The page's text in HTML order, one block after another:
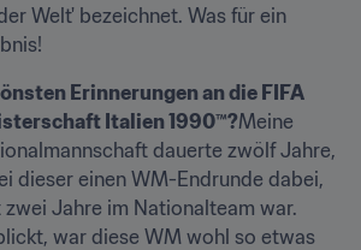
Welt' bezeichnet. Was für ein
Erinnerungen an die FIFA
Italien 1990™?Meine
dauerte zwölf Jahre,
dieser einen WM-Endrunde dabei,
Jahre im Nationalteam war.
war diese WM wohl so etwas